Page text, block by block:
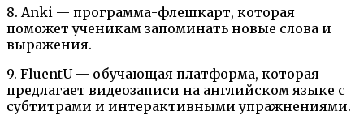
8. Anki — программа-флешкарт, которая
поможет ученикам запоминать новые слова и
выражения.
9. FluentU — обучающая платформа, которая
предлагает видеозаписи на английском языке с
субтитрами и интерактивными упражнениями.